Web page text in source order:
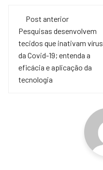
e
b
o
o
k
er s
A
p
p
Navegação
de
post
Post anterior
Pesquisas desenvolvem
tecidos que inativam vírus
da Covid-19; entenda a
eficácia e aplicação da
tecnologia